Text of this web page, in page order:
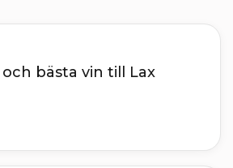
bästa vin till Lax